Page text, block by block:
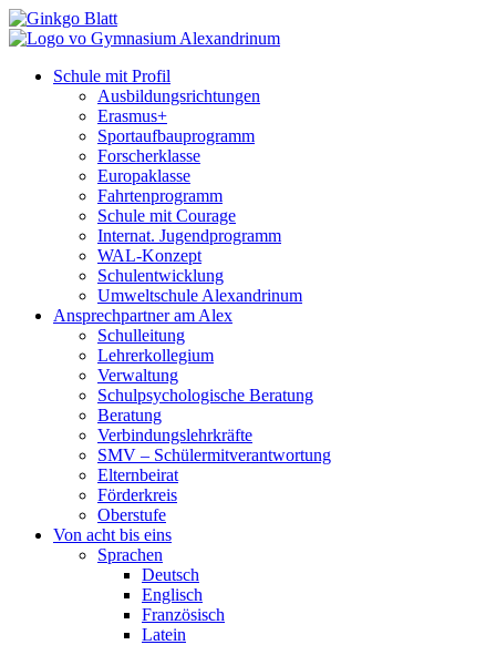
Schule mit Profil
Ausbildungsrichtungen
Erasmus+
Sportaufbauprogramm
Forscherklasse
Europaklasse
Fahrtenprogramm
Schule mit Courage
Internat. Jugendprogramm
WAL-Konzept
Schulentwicklung
Umweltschule Alexandrinum
Ansprechpartner am Alex
Schulleitung
Lehrerkollegium
Verwaltung
Schulpsychologische Beratung
Beratung
Verbindungslehrkräfte
SMV – Schülermitverantwortung
Elternbeirat
Förderkreis
Oberstufe
Von acht bis eins
Sprachen
Deutsch
Englisch
Französisch
Latein